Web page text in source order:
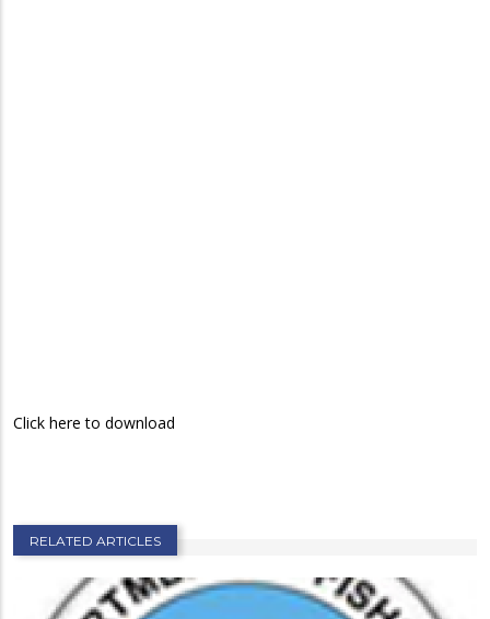
Click here to download
RELATED ARTICLES